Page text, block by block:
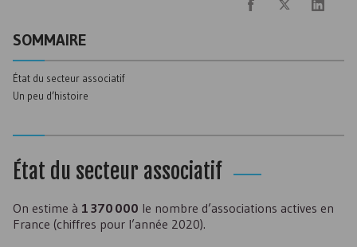
SOMMAIRE
État du secteur associatif
Un peu d’histoire
État du secteur associatif
On estime à 1 370 000 le nombre d’associations actives en
France (chiffres pour l’année 2020).